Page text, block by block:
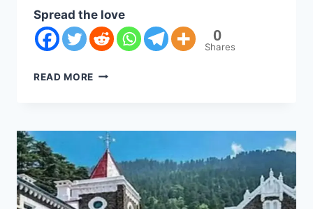
Spread the love
0
Shares
READ MORE